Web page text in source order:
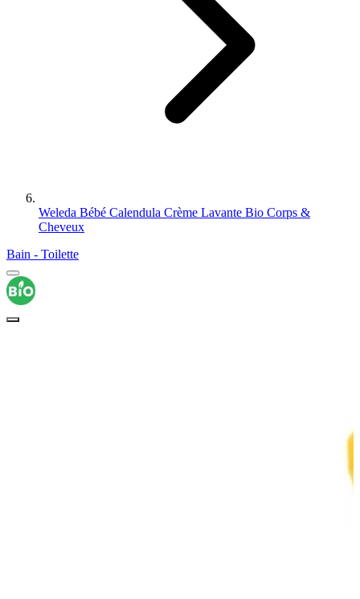
Weleda Bébé Calendula Crème Lavante Bio Corps &
Cheveux
Bain - Toilette